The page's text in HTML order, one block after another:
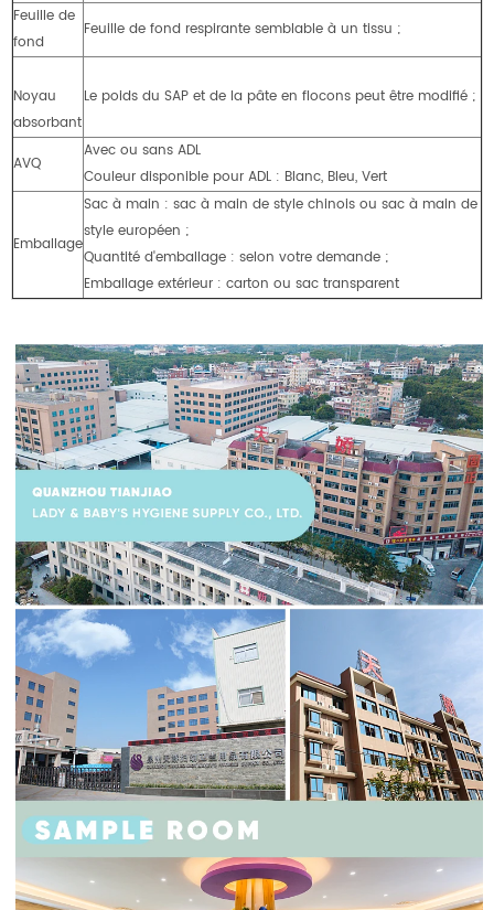
Feuille de
fond
Feuille de fond respirante semblable à un tissu ;
Noyau
absorbant
Le poids du SAP et de la pâte en flocons peut être modifié ;
AVQ
Avec ou sans ADL
Couleur disponible pour ADL : Blanc, Bleu, Vert
Emballage
Sac à main : sac à main de style chinois ou sac à main de
style européen ;
Quantité d'emballage : selon votre demande ;
Emballage extérieur : carton ou sac transparent